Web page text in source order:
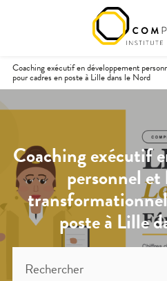
Coaching exécutif en développement
pour cadres en poste à Lille dans le Nord
Coaching exécutif
personnel
poste à Lille
Rechercher
Panneau de gestion des cookies